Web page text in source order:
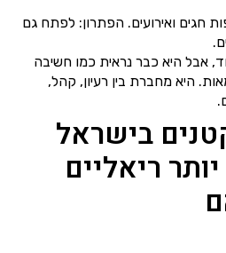
חגים ואירועים. הפתרון: לפתח גם
אבל היא כבר נראית כמו חשיבה
היא מחברת בין רעיון, קהל,
בישראל
ריאליים